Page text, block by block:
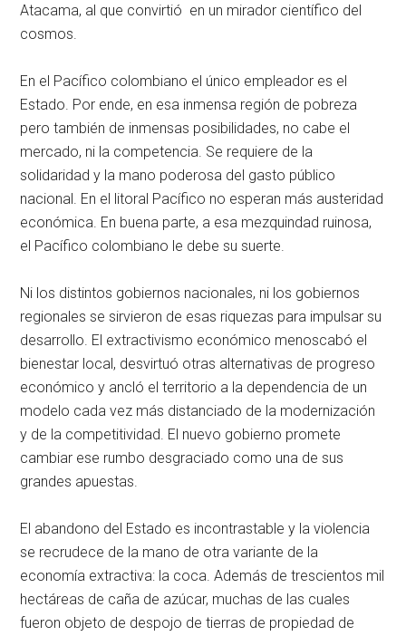
Atacama, al que convirtió en un mirador científico del
cosmos.
En el Pacífico colombiano el único empleador es el
Estado. Por ende, en esa inmensa región de pobreza
pero también de inmensas posibilidades, no cabe el
mercado, ni la competencia. Se requiere de la
solidaridad y la mano poderosa del gasto público
nacional. En el litoral Pacífico no esperan más austeridad
económica. En buena parte, a esa mezquindad ruinosa,
el Pacífico colombiano le debe su suerte.
Ni los distintos gobiernos nacionales, ni los gobiernos
regionales se sirvieron de esas riquezas para impulsar su
desarrollo. El extractivismo económico menoscabó el
bienestar local, desvirtuó otras alternativas de progreso
económico y ancló el territorio a la dependencia de un
modelo cada vez más distanciado de la modernización
y de la competitividad. El nuevo gobierno promete
cambiar ese rumbo desgraciado como una de sus
grandes apuestas.
El abandono del Estado es incontrastable y la violencia
se recrudece de la mano de otra variante de la
economía extractiva: la coca. Además de trescientos mil
hectáreas de caña de azúcar, muchas de las cuales
fueron objeto de despojo de tierras de propiedad de